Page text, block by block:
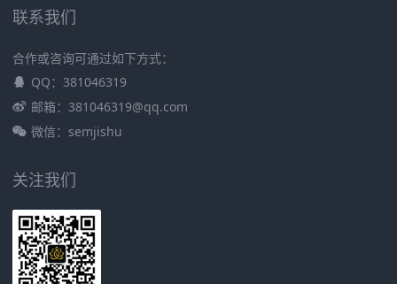
联系我们
合作或咨询可通过如下方式：
QQ：381046319
邮箱：381046319@qq.com
微信：semjishu
关注我们